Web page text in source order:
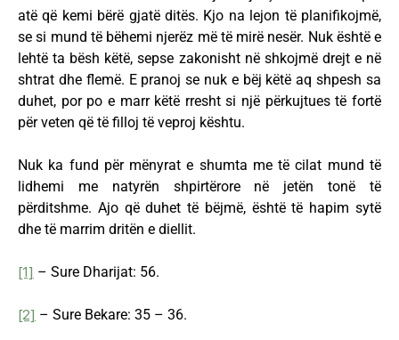
atë që kemi bërë gjatë ditës. Kjo na lejon të planifikojmë,
se si mund të bëhemi njerëz më të mirë nesër. Nuk është e
lehtë ta bësh këtë, sepse zakonisht në shkojmë drejt e në
shtrat dhe flemë. E pranoj se nuk e bëj këtë aq shpesh sa
duhet, por po e marr këtë rresht si një përkujtues të fortë
për veten që të filloj të veproj kështu.
Nuk ka fund për mënyrat e shumta me të cilat mund të
lidhemi me natyrën shpirtërore në jetën tonë të
përditshme. Ajo që duhet të bëjmë, është të hapim sytë
dhe të marrim dritën e diellit.
[1] – Sure Dharijat: 56.
[2] – Sure Bekare: 35 – 36.